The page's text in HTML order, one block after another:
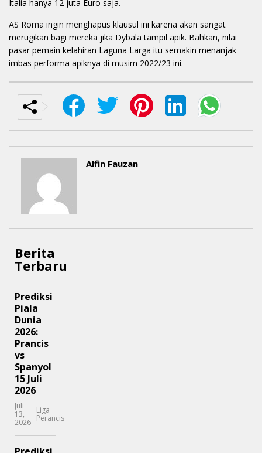
Italia hanya 12 juta Euro saja.
AS Roma ingin menghapus klausul ini karena akan sangat
merugikan bagi mereka jika Dybala tampil apik. Bahkan, nilai
pasar pemain kelahiran Laguna Larga itu semakin menanjak
imbas performa apiknya di musim 2022/23 ini.
Alfin Fauzan
Berita
Terbaru
Prediksi
Piala
Dunia
2026:
Prancis
vs
Spanyol
15 Juli
2026
Juli
13,
2026
- Liga
Perancis